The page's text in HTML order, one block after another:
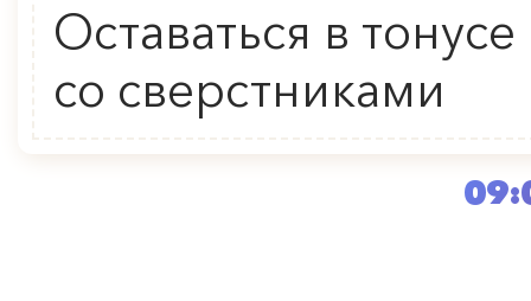
Оставаться в
со сверстниками